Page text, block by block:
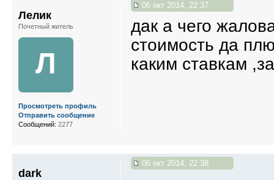
06 окт 2014, 22:37
дак а чего
стоимость да
каким ставкам
Лелик
Почетный житель
Л
Просмотреть профиль
Отправить сообщение
Сообщений: 2277
06 окт 2014, 22:38
dark